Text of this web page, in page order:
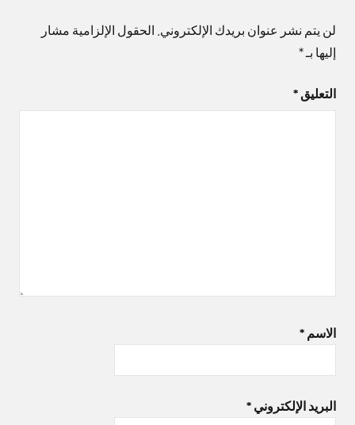
لن يتم نشر عنوان بريدك الإلكتروني. الحقول الإلزامية مشار
إليها بـ*
التعليق *
الاسم *
البريد الإلكتروني *